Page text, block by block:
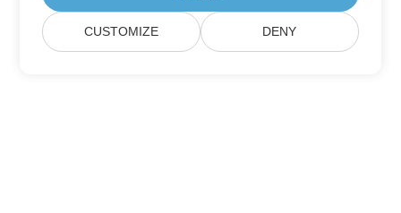
CUSTOMIZE DENY